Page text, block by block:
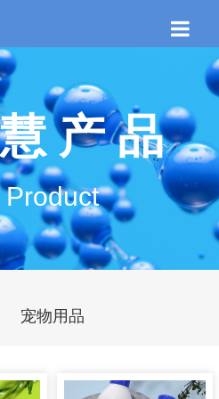
首页
关于博慧
博慧产品
新闻资讯
联系我们
产 品
Product
宠物用品